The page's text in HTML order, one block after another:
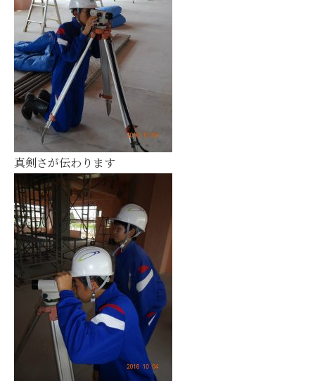
真剣さが伝わります